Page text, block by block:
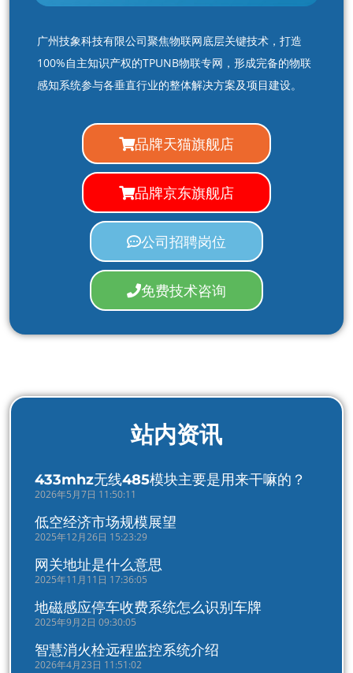
广州技象科技有限公司聚焦物联网底层关键技术，打造
100%自主知识产权的TPUNB物联专网，形成完备的物联
感知系统参与各垂直行业的整体解决方案及项目建设。
品牌天猫旗舰店
品牌京东旗舰店
公司招聘岗位
免费技术咨询
站内资讯
433mhz无线485模块主要是用来干嘛的？
2026年5月7日 11:50:11
低空经济市场规模展望
2025年12月26日 15:23:29
网关地址是什么意思
2025年11月11日 17:36:05
地磁感应停车收费系统怎么识别车牌
2025年9月2日 09:30:05
智慧消火栓远程监控系统介绍
2026年4月23日 11:51:02